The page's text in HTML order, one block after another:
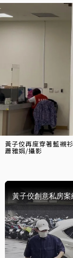
黃子佼再度穿著藍襯
蕭雅娟/攝影